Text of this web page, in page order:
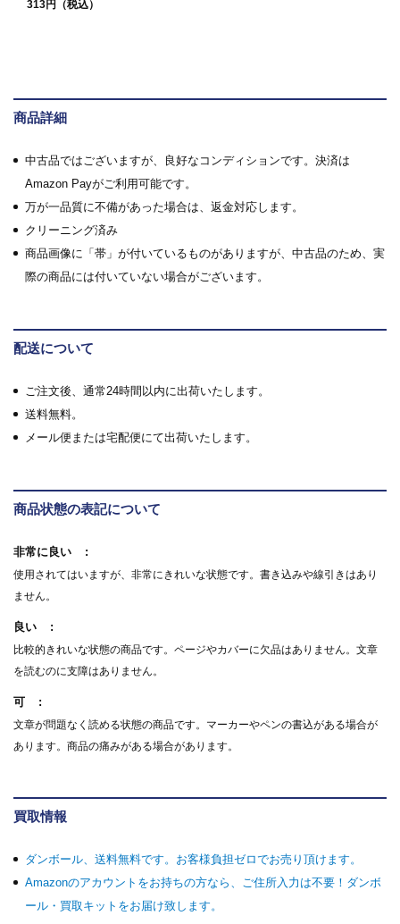
313円（税込）
商品詳細
中古品ではございますが、良好なコンディションです。決済は
Amazon Payがご利用可能です。
万が一品質に不備があった場合は、返金対応します。
クリーニング済み
商品画像に「帯」が付いているものがありますが、中古品のため、実
際の商品には付いていない場合がございます。
配送について
ご注文後、通常24時間以内に出荷いたします。
送料無料。
メール便または宅配便にて出荷いたします。
商品状態の表記について
非常に良い
使用されてはいますが、非常にきれいな状態です。書き込みや線引きはあり
ません。
良い
比較的きれいな状態の商品です。ページやカバーに欠品はありません。文章
を読むのに支障はありません。
可
文章が問題なく読める状態の商品です。マーカーやペンの書込がある場合が
あります。商品の痛みがある場合があります。
買取情報
ダンボール、送料無料です。お客様負担ゼロでお売り頂けます。
Amazonのアカウントをお持ちの方なら、ご住所入力は不要！ダンボ
ール・買取キットをお届け致します。